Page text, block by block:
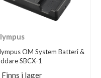
OM System Batteri &
SBCX-1
Finns i lager